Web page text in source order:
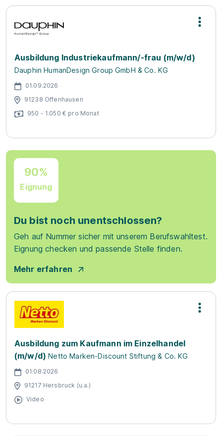
Ausbildung Industriekaufmann/-frau (m/w/d)
Dauphin HumanDesign Group GmbH & Co. KG
01.09.2026
91238 Offenhausen
950 - 1.050 € pro Monat
90%
Eignung
Du bist noch unentschlossen?
Geh auf Nummer sicher mit unserem Berufswahltest.
Eignung checken und passende Stelle finden.
Mehr erfahren
Ausbildung zum Kaufmann im Einzelhandel
(m/w/d) Netto Marken-Discount Stiftung & Co. KG
01.08.2026
91217 Hersbruck (u.a.)
Video